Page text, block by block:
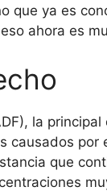
que ya es
ahora es
la
causados
que